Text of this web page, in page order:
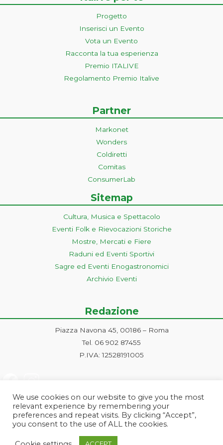
Progetto
Inserisci un Evento
Vota un Evento
Racconta la tua esperienza
Premio ITALIVE
Regolamento Premio Italive
Partner
Markonet
Wonders
Coldiretti
Comitas
ConsumerLab
Sitemap
Cultura, Musica e Spettacolo
Eventi Folk e Rievocazioni Storiche
Mostre, Mercati e Fiere
Raduni ed Eventi Sportivi
Sagre ed Eventi Enogastronomici
Archivio Eventi
Redazione
Piazza Navona 45, 00186 – Roma
Tel. 06 902 87455
P.IVA: 12528191005
We use cookies on our website to give you the most
relevant experience by remembering your
preferences and repeat visits. By clicking “Accept”,
you consent to the use of ALL the cookies.